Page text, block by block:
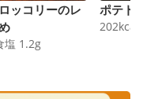
ッコリーのレ
塩 1.2g
ポテト
202kcal